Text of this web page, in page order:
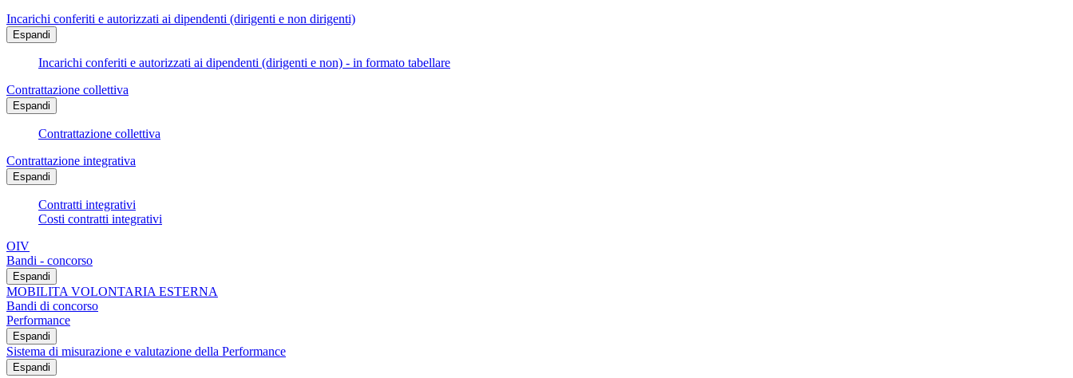
Incarichi conferiti e autorizzati ai dipendenti (dirigenti e non dirigenti)
Espandi
Incarichi conferiti e autorizzati ai dipendenti (dirigenti e non) - in formato tabellare
Contrattazione collettiva
Espandi
Contrattazione collettiva
Contrattazione integrativa
Espandi
Contratti integrativi
Costi contratti integrativi
OIV
Bandi - concorso
Espandi
MOBILITA VOLONTARIA ESTERNA
Bandi di concorso
Performance
Espandi
Sistema di misurazione e valutazione della Performance
Espandi